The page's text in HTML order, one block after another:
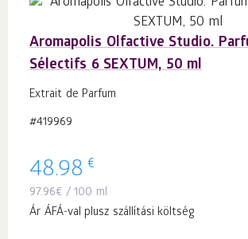
Aromapolis Olfactive Studio.
Sélectifs 6 SEXTUM, 50 ml
Extrait de Parfum
#419969
48.98 €
97.96€ / 100 ml
Ár ÁFÁ-val plusz szállítási költség